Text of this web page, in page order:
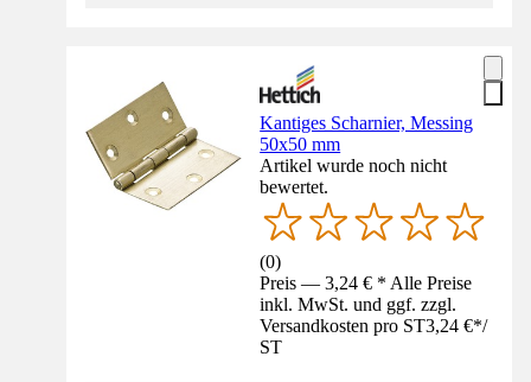
Kantiges Scharnier, Messing
50x50 mm
Artikel wurde noch nicht
bewertet.
(0)
Preis — 3,24 € * Alle Preise
inkl. MwSt. und ggf. zzgl.
Versandkosten pro ST3,24 €*/
ST